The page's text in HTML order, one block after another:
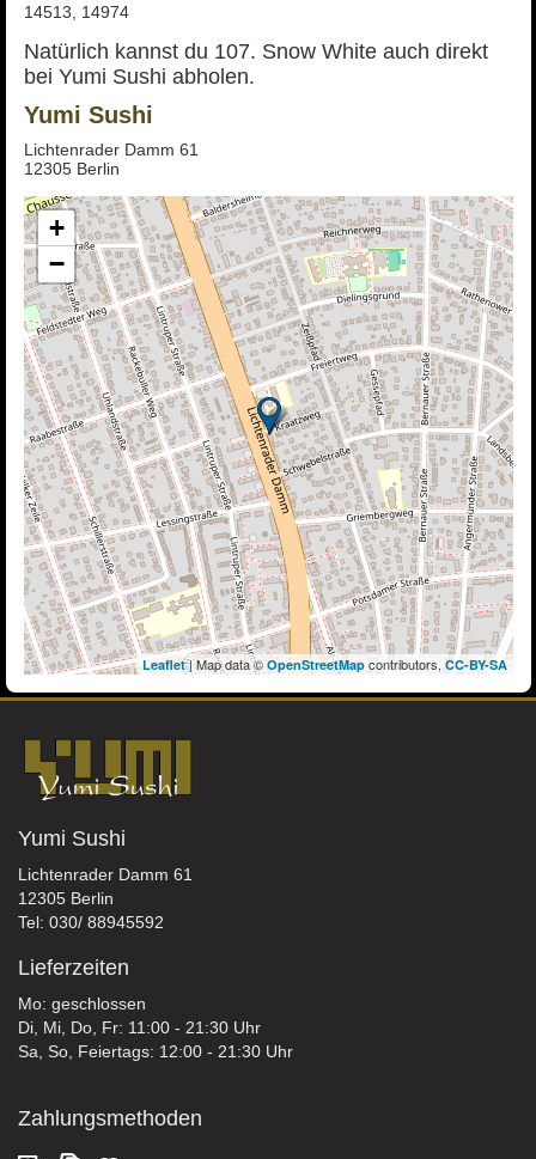
14513, 14974
Natürlich kannst du 107. Snow White auch direkt
bei Yumi Sushi abholen.
Yumi Sushi
Lichtenrader Damm 61
12305 Berlin
+
−
Leaflet| Map data © OpenStreetMapcontributors, CC-BY-SA
Yumi Sushi
Lichtenrader Damm 61
12305 Berlin
Tel: 030/ 88945592
Lieferzeiten
Mo: geschlossen
Di, Mi, Do, Fr: 11:00 - 21:30 Uhr
Sa, So, Feiertags: 12:00 - 21:30 Uhr
Zahlungsmethoden